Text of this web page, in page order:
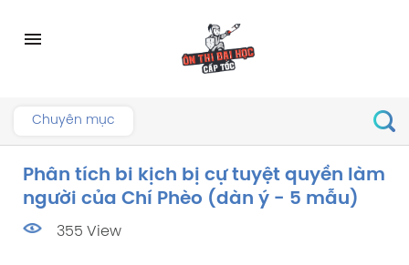
menu
Chuyên mục
Phân tích bi kịch bị cự tuyệt quyền làm
người của Chí Phèo (dàn ý - 5 mẫu)
355 View